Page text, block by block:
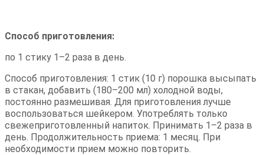
Способ приготовления:
по 1 стику 1–2 раза в день.
Способ приготовления: 1 стик (10 г) порошка высыпать
в стакан, добавить (180–200 мл) холодной воды,
постоянно размешивая. Для приготовления лучше
воспользоваться шейкером. Употреблять только
свежеприготовленный напиток. Принимать 1–2 раза в
день. Продолжительность приема: 1 месяц. При
необходимости прием можно повторить.